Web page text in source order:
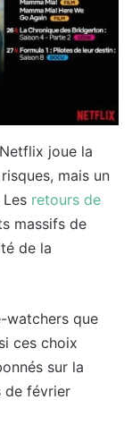
joue la
mais un
retours de
massifs de
de la
watchers que
ces choix
sur la
de février